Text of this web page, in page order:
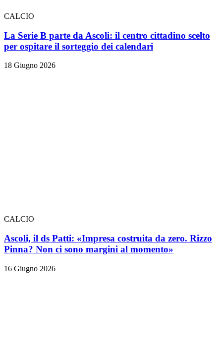
CALCIO
La Serie B parte da Ascoli: il centro cittadino scelto
per ospitare il sorteggio dei calendari
18 Giugno 2026
CALCIO
Ascoli, il ds Patti: «Impresa costruita da zero. Rizzo
Pinna? Non ci sono margini al momento»
16 Giugno 2026